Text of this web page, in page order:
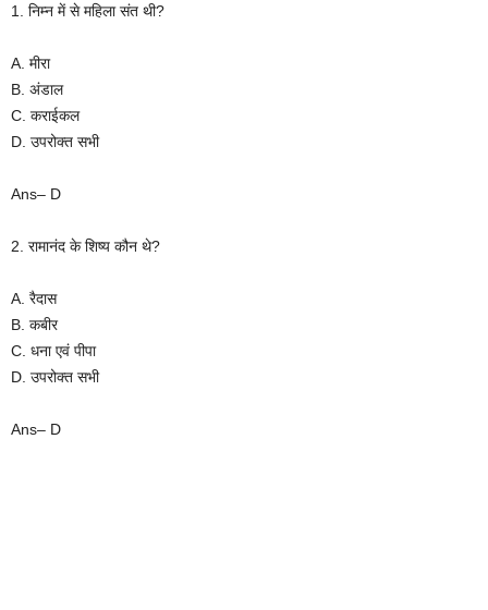
1. निम्न में से महिला संत थी?
A. मीरा
B. अंडाल
C. कराईकल
D. उपरोक्त सभी
Ans– D
2. रामानंद के शिष्य कौन थे?
A. रैदास
B. कबीर
C. धना एवं पीपा
D. उपरोक्त सभी
Ans– D